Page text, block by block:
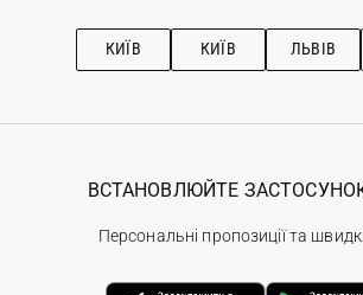
Рекомендації з догляду
КИЇВ КИЇВ ЛЬВІВ
ВСТАНОВЛЮЙТЕ ЗАСТОСУНОК
Персональні пропозиції та